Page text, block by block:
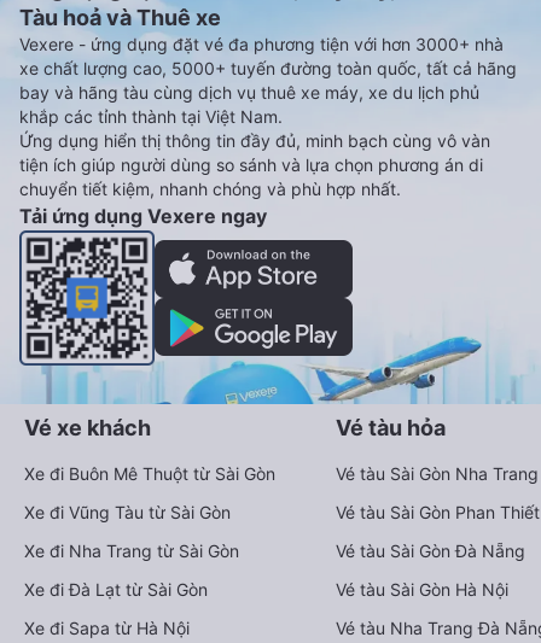
Tàu hoả và Thuê xe
Vexere - ứng dụng đặt vé đa phương tiện với hơn 3000+ nhà
xe chất lượng cao, 5000+ tuyến đường toàn quốc, tất cả hãng
bay và hãng tàu cùng dịch vụ thuê xe máy, xe du lịch phủ
khắp các tỉnh thành tại Việt Nam.
Ứng dụng hiển thị thông tin đầy đủ, minh bạch cùng vô vàn
tiện ích giúp người dùng so sánh và lựa chọn phương án di
chuyển tiết kiệm, nhanh chóng và phù hợp nhất.
Tải ứng dụng Vexere ngay
Vé xe khách
Xe đi Buôn Mê Thuột từ Sài Gòn
Xe đi Vũng Tàu từ Sài Gòn
Xe đi Nha Trang từ Sài Gòn
Xe đi Đà Lạt từ Sài Gòn
Xe đi Sapa từ Hà Nội
Vé tàu hỏa
Vé tàu Sài Gòn Nha Trang
Vé tàu Sài Gòn Phan Thiết
Vé tàu Sài Gòn Đà Nẵng
Vé tàu Sài Gòn Hà Nội
Vé tàu Nha Trang Đà